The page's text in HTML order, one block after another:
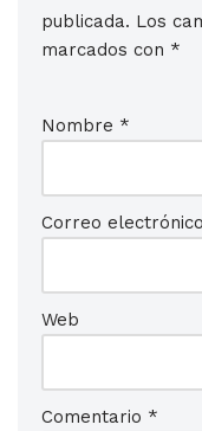
publicada. Los
marcados con *
Nombre *
Correo electrónico
Web
Comentario *